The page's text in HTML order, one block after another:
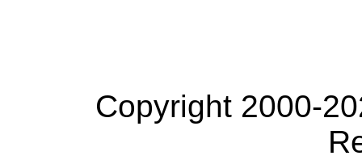
Copyright 2000-